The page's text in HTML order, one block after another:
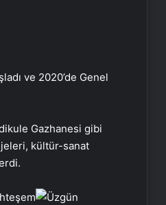
ve 2020’de Genel
Gazhanesi gibi
kültür-sanat
tebrik
istasyonunda
kadının üzerine